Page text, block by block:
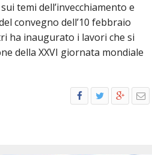
temi dell’invecchiamento e
convegno dell’10 febbraio
ha inaugurato i lavori che si
della XXVI giornata mondiale